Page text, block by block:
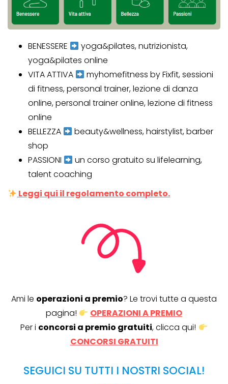
BENESSERE
yoga&pilates, nutrizionista,
yoga&pilates online
VITA ATTIVA
myhomefitness by Fixfit, sessioni
di fitness, personal trainer, lezione di danza
online, personal trainer online, lezione di fitness
online
BELLEZZA
beauty&wellness, hairstylist, barber
shop
PASSIONI
un corso gratuito su lifelearning,
talent coaching
Leggi qui il regolamento completo.
Ami le operazioni a premio? Le trovi tutte a questa
pagina!
OPERAZIONI A PREMIO
Per i concorsi a premio gratuiti, clicca qui!
CONCORSI GRATUITI
SEGUICI SU TUTTI I NOSTRI SOCIAL!